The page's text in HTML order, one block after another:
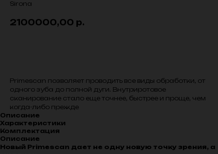
Sirona
2100000,00 р.
Primescan позволяет проводить все виды обработки, от
одного зуба до полной дуги. Внутриротовое
сканирование стало еще точнее, быстрее и проще, чем
когда-либо прежде
Описание
Характеристики
Комплектация
Описание
Новый Primescan дает не одну новую точку зрения, а